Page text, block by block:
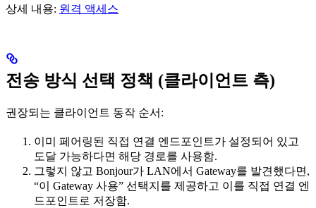
상세 내용: 원격 액세스
전송 방식 선택 정책 (클라이언트 측)
권장되는 클라이언트 동작 순서:
이미 페어링된 직접 연결 엔드포인트가 설정되어 있고
도달 가능하다면 해당 경로를 사용함.
그렇지 않고 Bonjour가 LAN에서 Gateway를 발견했다면,
“이 Gateway 사용” 선택지를 제공하고 이를 직접 연결 엔
드포인트로 저장함.